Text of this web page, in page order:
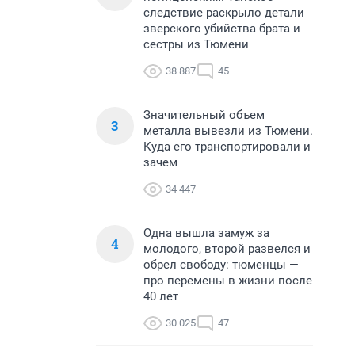
следствие раскрыло детали
зверского убийства брата и
сестры из Тюмени
38 887 45
3
Значительный объем
металла вывезли из Тюмени.
Куда его транспортировали и
зачем
34 447
4
Одна вышла замуж за
молодого, второй развелся и
обрел свободу: тюменцы —
про перемены в жизни после
40 лет
30 025 47